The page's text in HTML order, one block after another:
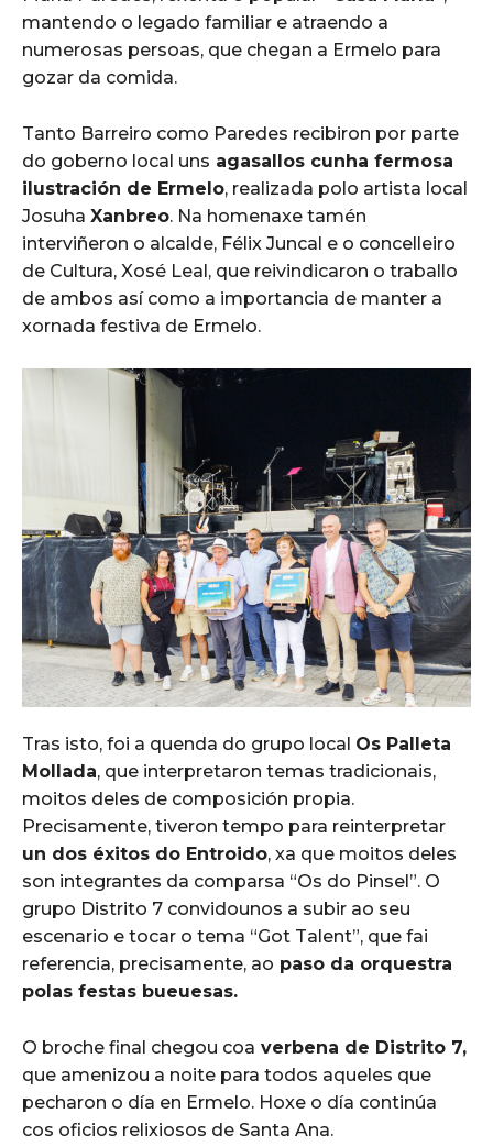
mantendo o legado familiar e atraendo a
numerosas persoas, que chegan a Ermelo para
gozar da comida.
Tanto Barreiro como Paredes recibiron por parte
do goberno local uns agasallos cunha fermosa
ilustración de Ermelo, realizada polo artista local
Josuha Xanbreo. Na homenaxe tamén
interviñeron o alcalde, Félix Juncal e o concelleiro
de Cultura, Xosé Leal, que reivindicaron o traballo
de ambos así como a importancia de manter a
xornada festiva de Ermelo.
Tras isto, foi a quenda do grupo local Os Palleta
Mollada, que interpretaron temas tradicionais,
moitos deles de composición propia.
Precisamente, tiveron tempo para reinterpretar
un dos éxitos do Entroido, xa que moitos deles
son integrantes da comparsa “Os do Pinsel”. O
grupo Distrito 7 convidounos a subir ao seu
escenario e tocar o tema “Got Talent”, que fai
referencia, precisamente, ao paso da orquestra
polas festas bueuesas.
O broche final chegou coa verbena de Distrito 7,
que amenizou a noite para todos aqueles que
pecharon o día en Ermelo. Hoxe o día continúa
cos oficios relixiosos de Santa Ana.